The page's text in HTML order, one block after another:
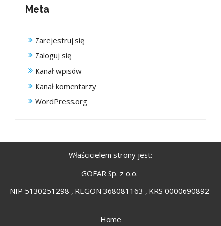
Meta
Zarejestruj się
Zaloguj się
Kanał wpisów
Kanał komentarzy
WordPress.org
Właścicielem strony jest:
GOFAR Sp. z o.o.
NIP 5130251298 , REGON 368081163 , KRS 0000690892
Home